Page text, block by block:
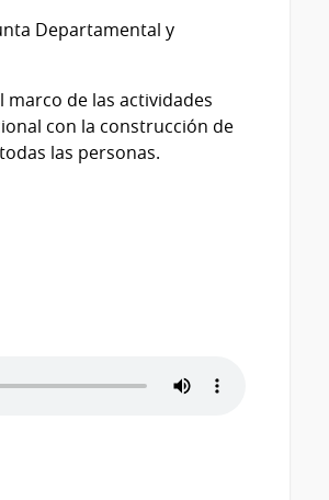
Departamental y
de las actividades
con la construcción de
las personas.